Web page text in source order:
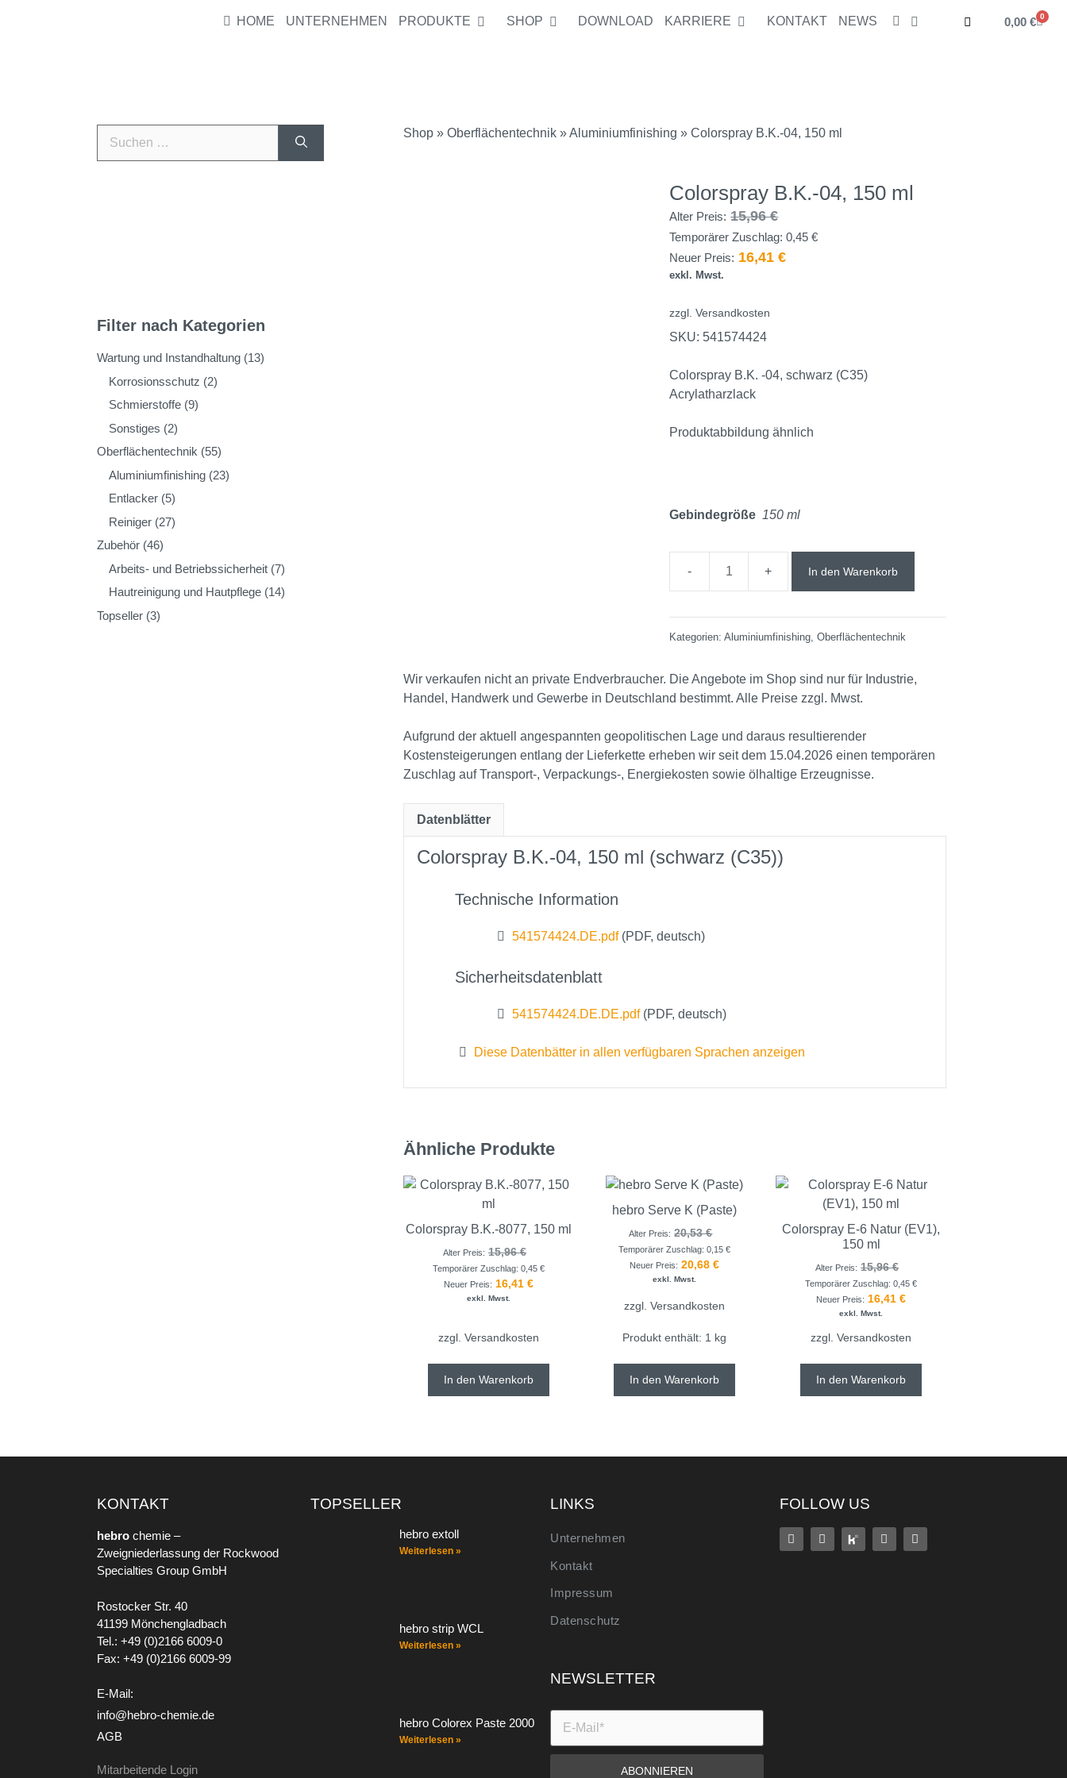
HOME UNTERNEHMEN PRODUKTE SHOP DOWNLOAD KARRIERE KONTAKT NEWS 0,00€ 0
Shop » Oberflächentechnik »Aluminiumfinishing » Colorspray B.K.-04, 150 ml
Colorspray B.K.-04, 150 ml
Alter Preis: 15,96€
Temporärer Zuschlag:0,45€
Neuer Preis: 16,41€
exkl. Mwst.
zzgl.Versandkosten
SKU: 541574424
Colorspray B.K. -04, schwarz (C35)
Acrylatharzlack
Produktabbildung ähnlich
Gebindegröße 150 ml
In den Warenkorb
Kategorien:Aluminiumfinishing,Oberflächentechnik
Wir verkaufen nicht an private Endverbraucher. Die Angebote im Shop sind nur für Industrie,
Handel, Handwerk und Gewerbe in Deutschland bestimmt. Alle Preise zzgl. Mwst.
Aufgrund der aktuell angespannten geopolitischen Lage und daraus resultierender
Kostensteigerungen entlang der Lieferkette erheben wir seit dem 15.04.2026 einen temporären
Zuschlag auf Transport‑, Verpackungs‑, Energiekosten sowie ölhaltige Erzeugnisse.
Datenblätter
Colorspray B.K.-04, 150 ml (schwarz (C35))
Technische Information
541574424.DE.pdf (PDF, deutsch)
Sicherheitsdatenblatt
541574424.DE.DE.pdf (PDF, deutsch)
Diese Datenbätter in allen verfügbaren Sprachen anzeigen
Ähnliche Produkte
Colorspray B.K.-8077, 150 ml
Alter Preis: 15,96€
Temporärer Zuschlag: 0,45 €
Neuer Preis: 16,41 €
exkl. Mwst.
zzgl. Versandkosten
In den Warenkorb
hebro Serve K (Paste)
Alter Preis: 20,53€
Temporärer Zuschlag:0,15€
Neuer Preis: 20,68€
exkl. Mwst.
zzgl.Versandkosten
Produkt enthält: 1 kg
In den Warenkorb
Colorspray E-6 Natur (EV1),
150 ml
Alter Preis: 15,96€
Temporärer Zuschlag:0,45€
Neuer Preis: 16,41€
exkl. Mwst.
zzgl.Versandkosten
In den Warenkorb
Filter nach Kategorien
Wartung und Instandhaltung (13)
Korrosionsschutz (2)
Schmierstoffe (9)
Sonstiges (2)
Oberflächentechnik (55)
Aluminiumfinishing (23)
Entlacker (5)
Reiniger (27)
Zubehör (46)
Arbeits- und Betriebssicherheit (7)
Hautreinigung und Hautpflege (14)
Topseller (3)
KONTAKT
hebro chemie –
Zweigniederlassung der Rockwood
Specialties Group GmbH
Rostocker Str. 40
41199 Mönchengladbach
Tel.: +49 (0)2166 6009-0
Fax: +49 (0)2166 6009-99
E-Mail:
info@hebro-chemie.de
AGB
Mitarbeitende Login
TOPSELLER
hebro extoll
Weiterlesen »
hebro strip WCL
Weiterlesen »
hebro Colorex Paste 2000
Weiterlesen »
LINKS
Unternehmen
Kontakt
Impressum
Datenschutz
NEWSLETTER
FOLLOW US